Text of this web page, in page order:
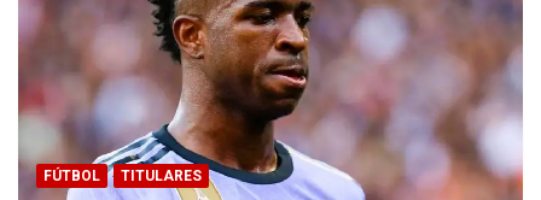
FÚTBOL TITULARES